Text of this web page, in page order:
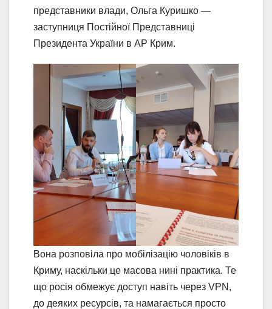
представники влади, Ольга Куришко —
заступниця Постійної Представниці
Президента України в АР Крим.
Вона розповіла про мобілізацію чоловіків в
Криму, наскільки це масова нині практика. Те
що росія обмежує доступ навіть через VPN,
до деяких ресурсів, та намагається просто